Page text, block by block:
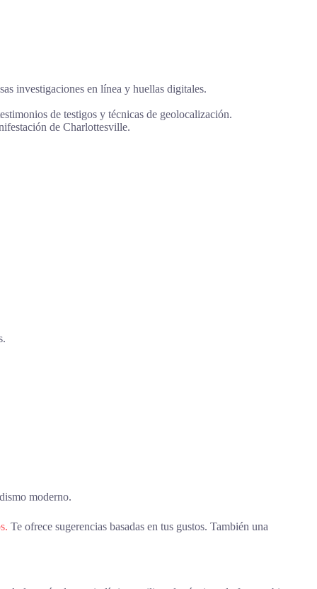
investigaciones en línea y huellas digitales.
de testigos y técnicas de geolocalización.
de Charlottesville.
moderno.
Te ofrece sugerencias basadas en tus gustos. También una